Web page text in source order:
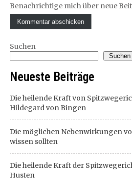
Benachrichtige mich über neue
Suchen
Suchen
Neueste Beiträge
Die heilende Kraft von
Hildegard von Bingen
Die möglichen Nebenwirkungen
wissen sollten
Die heilende Kraft der
Husten